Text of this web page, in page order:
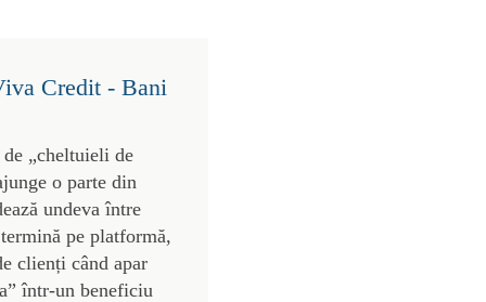
Credit - Bani
„cheltuieli de
o parte din
undeva între
pe platformă,
clienți când apar
într-un beneficiu